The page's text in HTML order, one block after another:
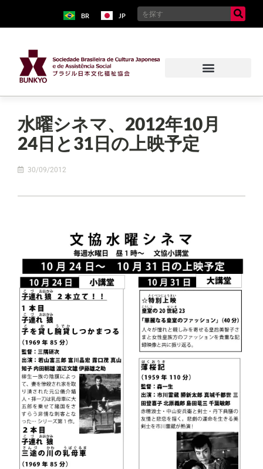
BR JP
水曜シネマ、2012年10月
24日と31日の上映予定
30/09/2012